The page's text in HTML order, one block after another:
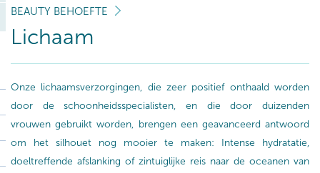
BEAUTY BEHOEFTE
Lichaam
Onze lichaamsverzorgingen, die zeer positief onthaald worden
door de schoonheidsspecialisten, en die door duizenden
vrouwen gebruikt worden, brengen een geavanceerd antwoord
om het silhouet nog mooier te maken: Intense hydratatie,
doeltreffende afslanking of zintuiglijke reis naar de oceanen van